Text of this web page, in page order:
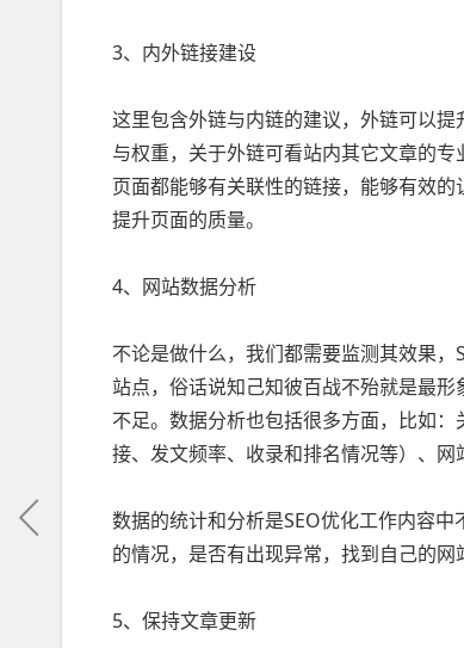
3、内外链接建设
这里包含外链与内链的建议，外链可以
与权重，关于外链可看站内其它文章的
页面都能够有关联性的链接，能够有效
提升页面的质量。
4、网站数据分析
不论是做什么，我们都需要监测其效果
站点，俗话说知己知彼百战不殆就是最
不足。数据分析也包括很多方面，比如
接、发文频率、收录和排名情况等）、网
数据的统计和分析是SEO优化工作内容
的情况，是否有出现异常，找到自己的网
5、保持文章更新